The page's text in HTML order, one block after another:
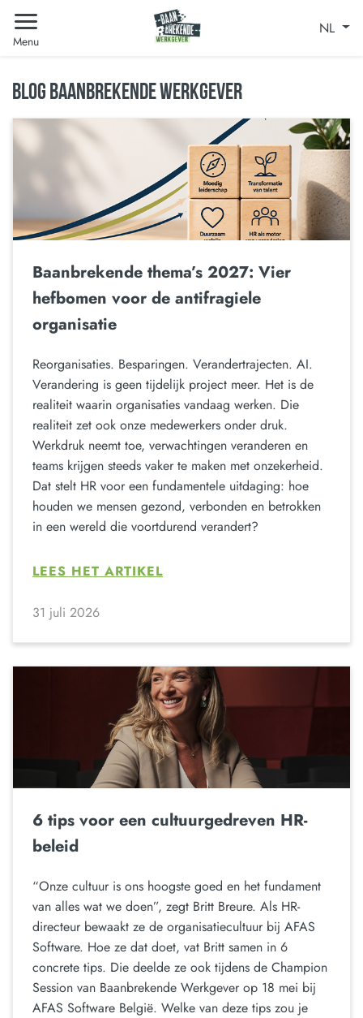
Menu
NL
BLOG BAANBREKENDE WERKGEVER
Baanbrekende thema’s 2027: Vier
hefbomen voor de antifragiele
organisatie
Reorganisaties. Besparingen. Verandertrajecten. AI.
Verandering is geen tijdelijk project meer. Het is de
realiteit waarin organisaties vandaag werken. Die
realiteit zet ook onze medewerkers onder druk.
Werkdruk neemt toe, verwachtingen veranderen en
teams krijgen steeds vaker te maken met onzekerheid.
Dat stelt HR voor een fundamentele uitdaging: hoe
houden we mensen gezond, verbonden en betrokken
in een wereld die voortdurend verandert?
LEES HET ARTIKEL
31 juli 2026
6 tips voor een cultuurgedreven HR-
beleid
“Onze cultuur is ons hoogste goed en het fundament
van alles wat we doen”, zegt Britt Breure. Als HR-
directeur bewaakt ze de organisatiecultuur bij AFAS
Software. Hoe ze dat doet, vat Britt samen in 6
concrete tips. Die deelde ze ook tijdens de Champion
Session van Baanbrekende Werkgever op 18 mei bij
AFAS Software België. Welke van deze tips zou je